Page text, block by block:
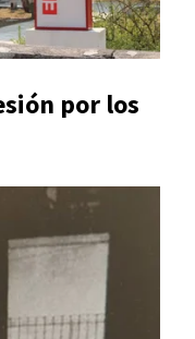
por los